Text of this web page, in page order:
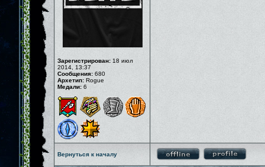
Зарегистрирован: 18 июл
2014, 13:37
Сообщения: 680
Архетип: Rogue
Медали: 6
Вернуться к началу